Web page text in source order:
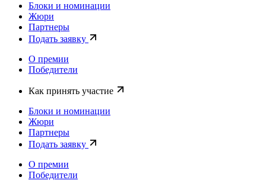
Блоки и номинации
Жюри
Партнеры
Подать заявку
О премии
Победители
Как принять участие
Блоки и номинации
Жюри
Партнеры
Подать заявку
О премии
Победители